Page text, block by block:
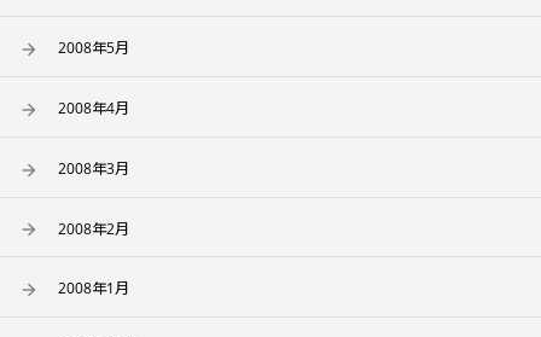
2008年5月
2008年4月
2008年3月
2008年2月
2008年1月